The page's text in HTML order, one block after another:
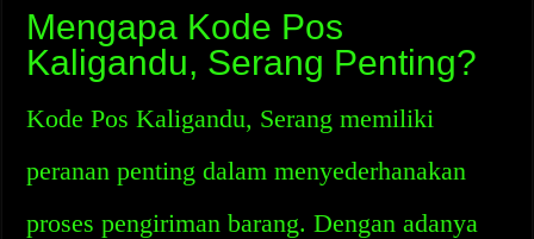
Mengapa Kode Pos
Kaligandu, Serang Penting?
Kode Pos Kaligandu, Serang memiliki
peranan penting dalam menyederhanakan
proses pengiriman barang. Dengan adanya